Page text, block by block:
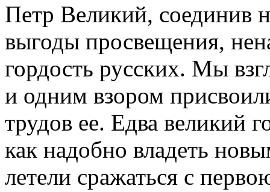
Петр Великий, соединив
выгоды просвещения,
гордость русских. Мы
и одним взором
трудов ее. Едва великий
как надобно владеть
летели сражаться с